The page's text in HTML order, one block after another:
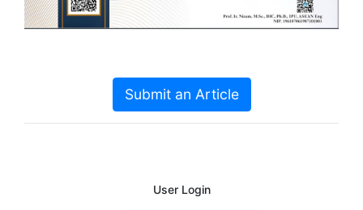
Submit an Article
User Login